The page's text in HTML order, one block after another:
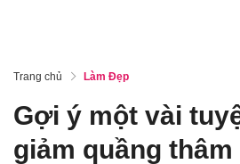
Trang chủ Làm Đẹp
Gợi ý một vài
giảm quầng